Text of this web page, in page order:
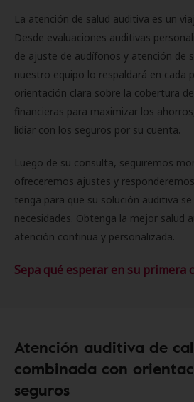
La atención de salud auditiva es un
Desde evaluaciones auditivas
de ajuste de audífonos y atención de
nuestro equipo lo respaldará en cada
orientación clara sobre la cobertura
financieras para maximizar los
lidiar con los seguros por su cuenta.
Luego de su consulta, seguiremos
ofreceremos ajustes y
tenga para que su solución auditiva
necesidades. Obtenga la mejor salud
atención continua y personalizada.
Sepa qué esperar en su primera
Atención auditiva de
combinada con
seguros